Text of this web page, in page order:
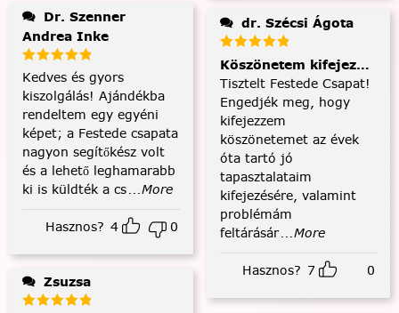
Andrea Inke
Kedves és gyors
kiszolgálás! Ajándékba
rendeltem egy egyéni
képet; a Festede csapata
nagyon segítőkész volt
és a lehető leghamarabb
ki is küldték a cs...More
Hasznos? 4 0
Zsuzsa
dr. Szécsi Ágota
Köszönetem kifejezése
Tisztelt Festede Csapat!
Engedjék meg, hogy
kifejezzem
köszönetemet az évek
óta tartó jó
tapasztalataim
kifejezésére, valamint
problémám
feltárásár...More
Hasznos? 7 0